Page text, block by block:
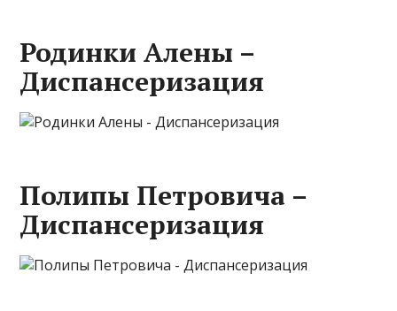
Родинки Алены –
Диспансеризация
Полипы Петровича –
Диспансеризация